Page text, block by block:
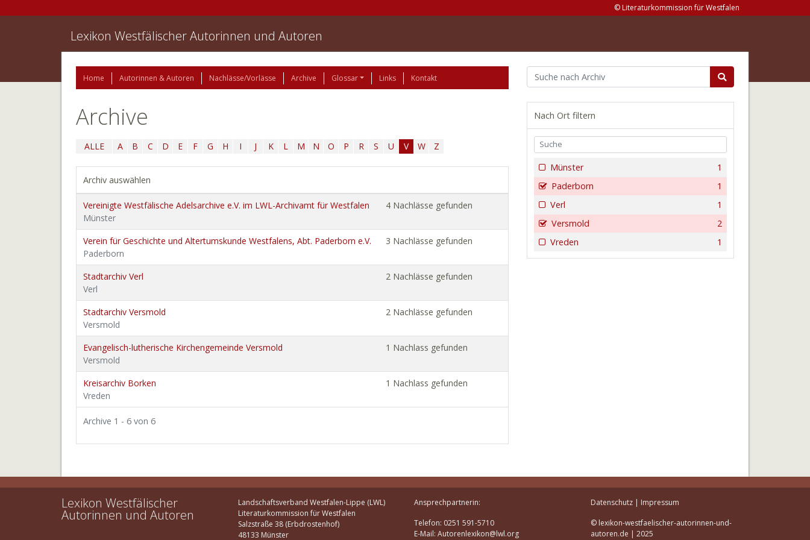
© Literaturkommission für Westfalen
Lexikon Westfälischer Autorinnen und Autoren
Home Autorinnen & Autoren Nachlässe/Vorlässe Archive Glossar Links Kontakt
Archive
ALLE A B C D E F G H I J K L M N O P R S U V W Z
Archiv auswählen
Vereinigte Westfälische Adelsarchive e.V. im LWL-Archivamt für Westfalen
Münster
4 Nachlässe gefunden
Verein für Geschichte und Altertumskunde Westfalens, Abt. Paderborn e.V.
Paderborn
3 Nachlässe gefunden
Stadtarchiv Verl
Verl
2 Nachlässe gefunden
Stadtarchiv Versmold
Versmold
2 Nachlässe gefunden
Evangelisch-lutherische Kirchengemeinde Versmold
Versmold
1 Nachlass gefunden
Kreisarchiv Borken
Vreden
1 Nachlass gefunden
Archive 1 - 6 von 6
Nach Ort filtern
1
Münster
1
Paderborn
1
Verl
2
Versmold
1
Vreden
Lexikon Westfälischer
Autorinnen und Autoren
Landschaftsverband Westfalen-Lippe (LWL)
Literaturkommission für Westfalen
Salzstraße 38 (Erbdrostenhof)
48133 Münster
Ansprechpartnerin:
Telefon: 0251 591-5710
E-Mail: Autorenlexikon@lwl.org
Datenschutz| Impressum
© lexikon-westfaelischer-autorinnen-und-
autoren.de | 2025